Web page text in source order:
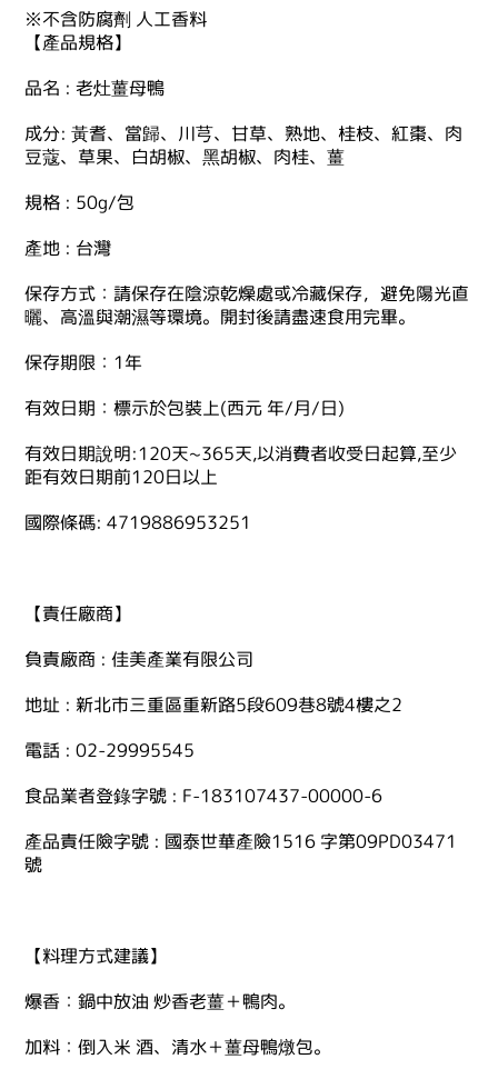
※不含防腐劑 人工香料
【產品規格】
品名 : 老灶薑母鴨
成分: 黃耆、當歸、川芎、甘草、熟地、桂枝、紅棗、肉
豆蔻、草果、白胡椒、黑胡椒、肉桂、薑
規格 : 50g/包
產地 : 台灣
保存方式：請保存在陰涼乾燥處或冷藏保存，避免陽光直
曬、高溫與潮濕等環境。開封後請盡速食用完畢。
保存期限：1年
有效日期：標示於包裝上(西元 年/月/日)
有效日期說明:120天~365天,以消費者收受日起算,至少
距有效日期前120日以上
國際條碼: 4719886953251
【責任廠商】
負責廠商 : 佳美產業有限公司
地址 : 新北市三重區重新路5段609巷8號4樓之2
電話 : 02-29995545
食品業者登錄字號 : F-183107437-00000-6
產品責任險字號 : 國泰世華產險1516 字第09PD03471
號
【料理方式建議】
爆香：鍋中放油 炒香老薑＋鴨肉。
加料：倒入米 酒、清水＋薑母鴨燉包。